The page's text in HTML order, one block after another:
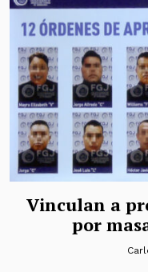
Vinculan a
por